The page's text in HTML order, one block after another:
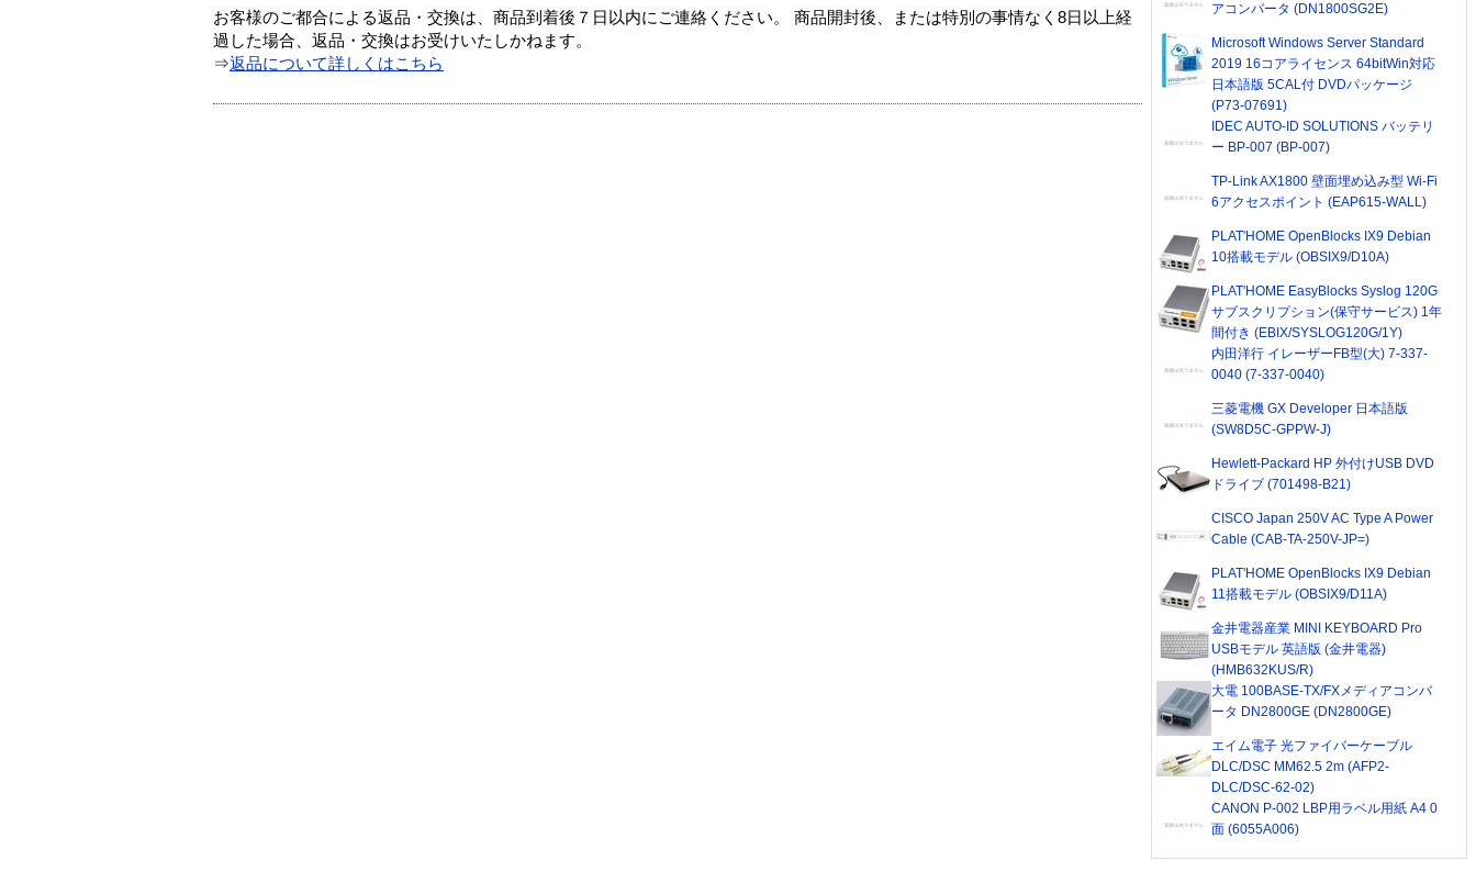
お客様のご都合による返品・交換は、商品到着後７日以内にご連絡ください。 商品開封後、または特別の事情なく8日以上経
過した場合、返品・交換はお受けいたしかねます。
⇒返品について詳しくはこちら
アコンバータ (DN1800SG2E)
Microsoft Windows Server Standard
2019 16コアライセンス 64bitWin対応
日本語版 5CAL付 DVDパッケージ
(P73-07691)
IDEC AUTO-ID SOLUTIONS バッテリ
ー BP-007 (BP-007)
TP-Link AX1800 壁面埋め込み型 Wi-Fi
6アクセスポイント (EAP615-WALL)
PLAT'HOME OpenBlocks IX9 Debian
10搭載モデル (OBSIX9/D10A)
PLAT'HOME EasyBlocks Syslog 120G
サブスクリプション(保守サービス) 1年
間付き (EBIX/SYSLOG120G/1Y)
内田洋行 イレーザーFB型(大) 7-337-
0040 (7-337-0040)
三菱電機 GX Developer 日本語版
(SW8D5C-GPPW-J)
Hewlett-Packard HP 外付けUSB DVD
ドライブ (701498-B21)
CISCO Japan 250V AC Type A Power
Cable (CAB-TA-250V-JP=)
PLAT'HOME OpenBlocks IX9 Debian
11搭載モデル (OBSIX9/D11A)
金井電器産業 MINI KEYBOARD Pro
USBモデル 英語版 (金井電器)
(HMB632KUS/R)
大電 100BASE-TX/FXメディアコンバ
ータ DN2800GE (DN2800GE)
エイム電子 光ファイバーケーブル
DLC/DSC MM62.5 2m (AFP2-
DLC/DSC-62-02)
CANON P-002 LBP用ラベル用紙 A4 0
面 (6055A006)